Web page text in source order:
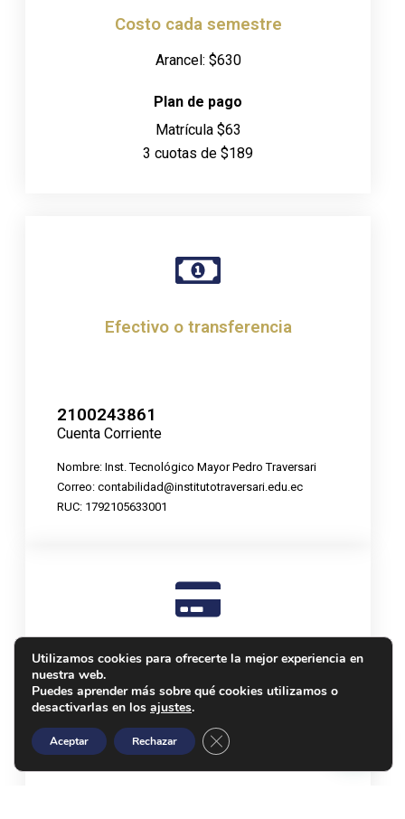
Costo cada semestre
Arancel: $630
Plan de pago
Matrícula $63
3 cuotas de $189
Efectivo o transferencia
2100243861
Cuenta Corriente
Nombre: Inst. Tecnológico Mayor Pedro Traversari
Correo: contabilidad@institutotraversari.edu.ec
RUC: 1792105633001
Tarjeta de Crédito o Débito
Utilizamos cookies para ofrecerte la mejor experiencia en
nuestra web.
Puedes aprender más sobre qué cookies utilizamos o
desactivarlas en los ajustes.
Aceptar Rechazar Cerrar el banner de cookies